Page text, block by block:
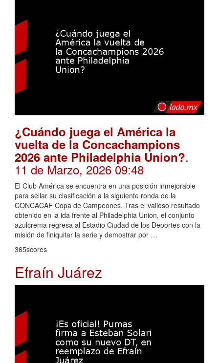
¿Cuándo juega el América la
vuelta de la Concachampions
2026 ante Philadelphia Union?.
11 de Marzo, 2026 09:48
El Club América se encuentra en una posición inmejorable
para sellar su clasificación a la siguiente ronda de la
CONCACAF Copa de Campeones. Tras el valioso resultado
obtenido en la ida frente al Philadelphia Union, el conjunto
azulcrema regresa al Estadio Ciudad de los Deportes con la
misión de finiquitar la serie y demostrar por …
365scores
Efraín Juárez